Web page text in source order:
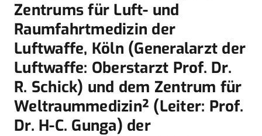
Zentrums für Luft- und
Raumfahrtmedizin der
Luftwaffe, Köln (Generalarzt der
Luftwaffe: Oberstarzt Prof. Dr.
R. Schick) und dem Zentrum für
Weltraummedizin² (Leiter: Prof.
Dr. H-C. Gunga) der